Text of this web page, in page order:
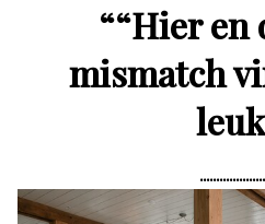
““Hier en
mismatch